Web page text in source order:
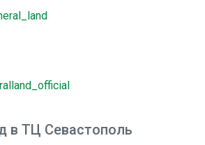
в ТЦ Севастополь